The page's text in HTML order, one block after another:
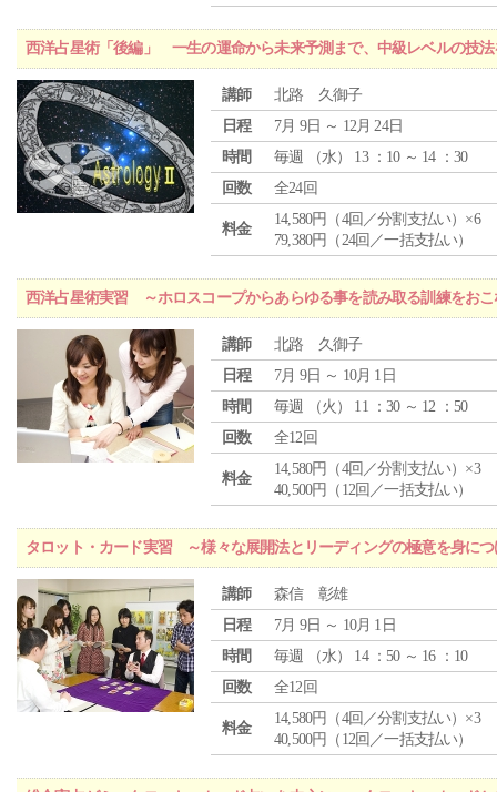
西洋占星術「後編」 一生の運命から未来予測まで、中級レベルの技法
講師
北路 久御子
日程
7月 9日 ～ 12月 24日
時間
毎週 （水） 13 ：10 ～ 14 ：30
回数
全24回
料金
14,580円（4回／分割支払い）×6
79,380円（24回／一括支払い）
西洋占星術実習 ～ホロスコープからあらゆる事を読み取る訓練をおこ
講師
北路 久御子
日程
7月 9日 ～ 10月 1日
時間
毎週 （火 ） 11 ：30 ～ 12 ：50
回数
全12回
料金
14,580円（4回／分割支払い）×3
40,500円（12回／一括支払い）
タロット・カード実習 ～様々な展開法とリーディングの極意を身につ
講師
森信 彰雄
日程
7月 9日 ～ 10月 1日
時間
毎週 （水） 14 ：50 ～ 16 ：10
回数
全12回
料金
14,580円（4回／分割支払い）×3
40,500円（12回／一括支払い）